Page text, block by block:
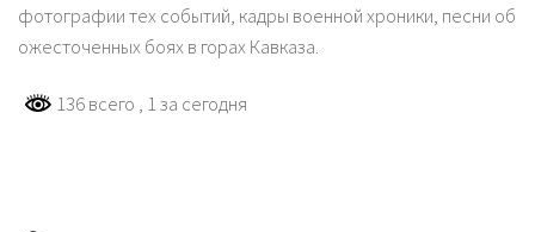
фотографии тех событий, кадры военной хроники, песни об
ожесточенных боях в горах Кавказа.
136 всего , 1 за сегодня